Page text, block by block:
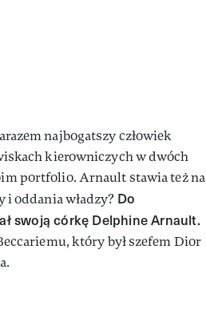
najbogatszy człowiek
kierowniczych w dwóch
portfolio. Arnault stawia też na
oddania władzy? Do
swoją córkę Delphine Arnault.
który był szefem Dior